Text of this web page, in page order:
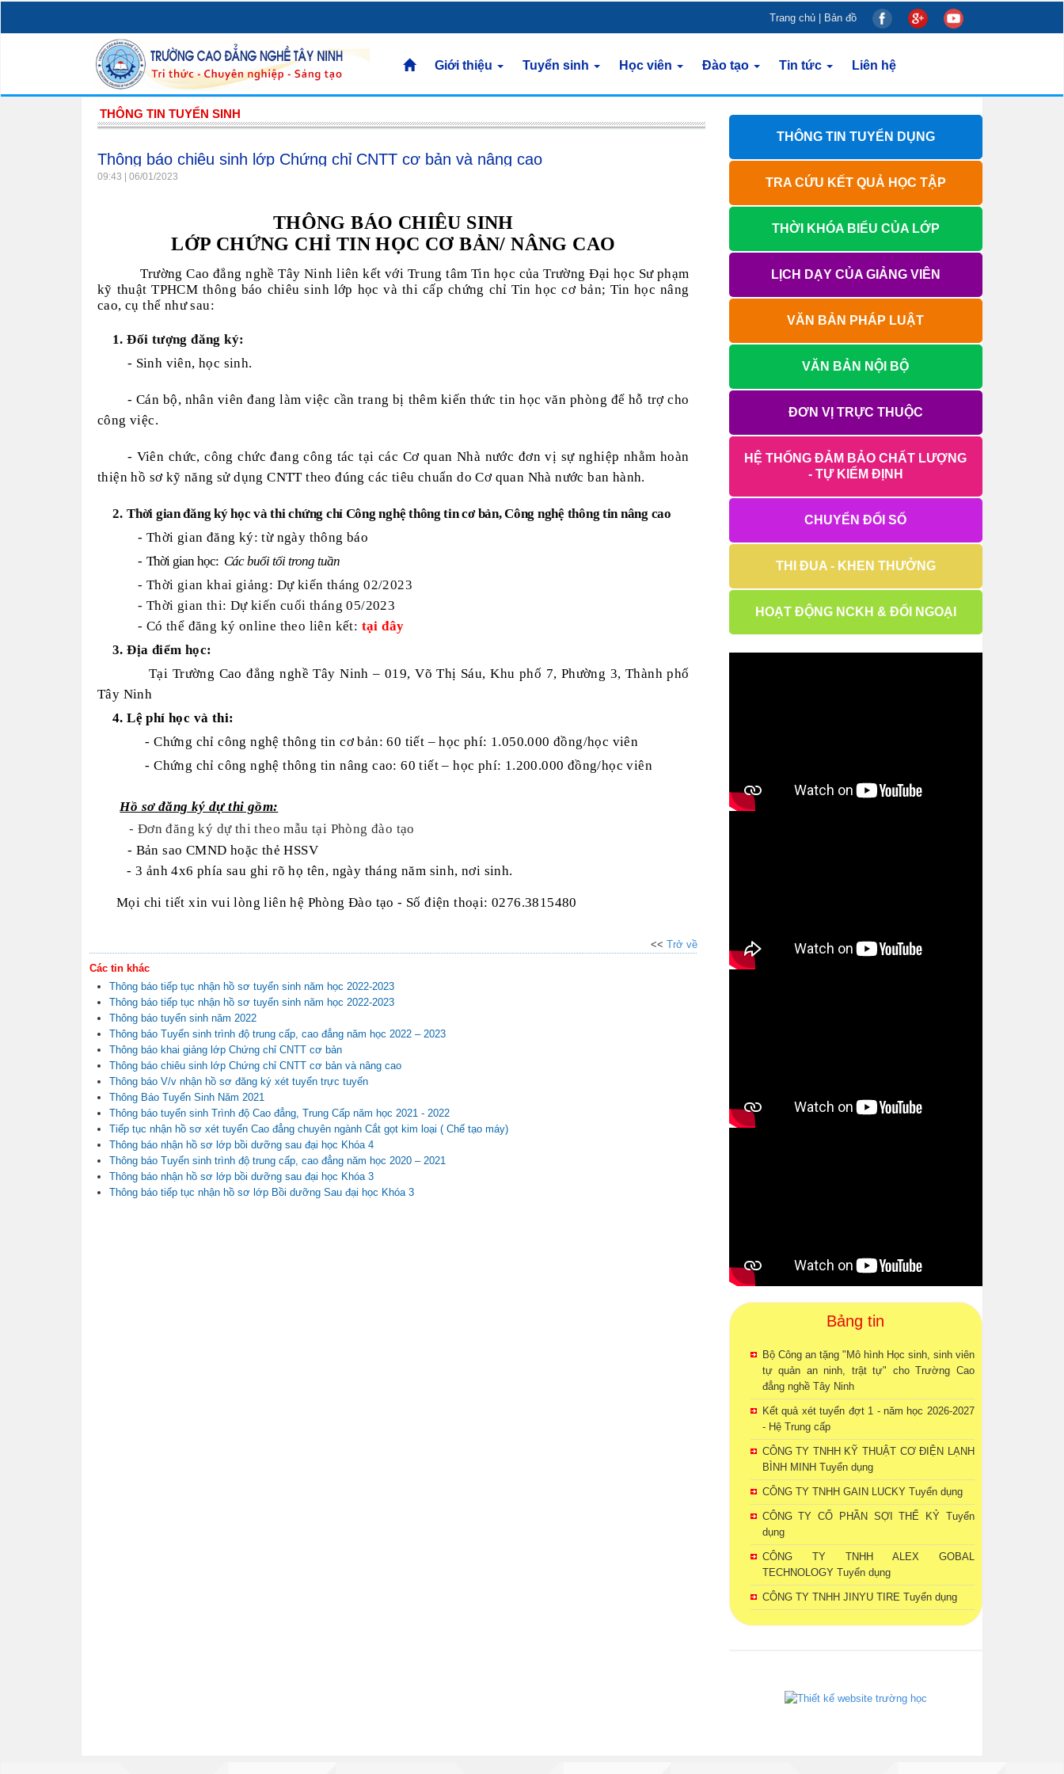
Trang chủ Bản đồ
Giới thiệu Tuyển sinh Học viên Đào tạo Tin tức Liên hệ
THÔNG TIN TUYỂN SINH
Thông báo chiêu sinh lớp Chứng chỉ CNTT cơ bản và nâng cao
09:43 | 06/01/2023
THÔNG BÁO CHIÊU SINH
LỚP CHỨNG CHỈ TIN HỌC CƠ BẢN/ NÂNG CAO
Trường Cao đẳng nghề Tây Ninh liên kết với Trung tâm Tin học của Trường Đại học Sư phạm
kỹ thuật TPHCM thông báo chiêu sinh lớp học và thi cấp chứng chỉ Tin học cơ bản; Tin học nâng
cao, cụ thể như sau:
1. Đối tượng đăng ký:
- Sinh viên, học sinh.
- Cán bộ, nhân viên đang làm việc cần trang bị thêm kiến thức tin học văn phòng để hỗ trợ cho
công việc.
- Viên chức, công chức đang công tác tại các Cơ quan Nhà nước đơn vị sự nghiệp nhằm hoàn
thiện hồ sơ kỹ năng sử dụng CNTT theo đúng các tiêu chuẩn do Cơ quan Nhà nước ban hành.
2.Thời gian đăng ký học và thi chứng chỉ Công nghệ thông tin cơ bản,Công nghệ thông tinnâng cao
- Thời gian đăng ký: từ ngày thông báo
- Thời gian học: Các buổi tối trong tuần
- Thời gian khai giảng: Dự kiến tháng 02/2023
- Thời gian thi: Dự kiến cuối tháng 05/2023
- Có thể đăng ký online theo liên kết: tại đây
3. Địa điểm học:
Tại Trường Cao đẳng nghề Tây Ninh – 019, Võ Thị Sáu, Khu phố 7, Phường 3, Thành phố
Tây Ninh
4. Lệ phí học và thi:
- Chứng chỉ công nghệ thông tin cơ bản: 60 tiết – học phí: 1.050.000 đồng/học viên
-Chứng chỉ công nghệ thông tin nâng cao: 60 tiết – học phí: 1.200.000 đồng/học viên
Hồ sơ đăng ký dự thi gồm:
- Đơn đăng ký dự thi theo mẫu tại Phòng đào tạo
- Bản sao CMND hoặc thẻ HSSV
- 3 ảnh 4x6 phía sau ghi rõ họ tên, ngày tháng năm sinh, nơi sinh.
Mọi chi tiết xin vui lòng liên hệ Phòng Đào tạo - Số điện thoại: 0276.3815480
<< Trở về
Các tin khác
Thông báo tiếp tục nhận hồ sơ tuyển sinh năm học 2022-2023
Thông báo tiếp tục nhận hồ sơ tuyển sinh năm học 2022-2023
Thông báo tuyển sinh năm 2022
Thông báo Tuyển sinh trình độ trung cấp, cao đẳng năm học 2022 – 2023
Thông báo khai giảng lớp Chứng chỉ CNTT cơ bản
Thông báo chiêu sinh lớp Chứng chỉ CNTT cơ bản và nâng cao
Thông báo V/v nhận hồ sơ đăng ký xét tuyển trực tuyến
Thông Báo Tuyển Sinh Năm 2021
Thông báo tuyển sinh Trình độ Cao đẳng, Trung Cấp năm học 2021 - 2022
Tiếp tục nhận hồ sơ xét tuyển Cao đẳng chuyên ngành Cắt gọt kim loại ( Chế tạo máy)
Thông báo nhận hồ sơ lớp bồi dưỡng sau đại học Khóa 4
Thông báo Tuyển sinh trình độ trung cấp, cao đẳng năm học 2020 – 2021
Thông báo nhận hồ sơ lớp bồi dưỡng sau đại học Khóa 3
Thông báo tiếp tục nhận hồ sơ lớp Bồi dưỡng Sau đại học Khóa 3
THÔNG TIN TUYỂN DỤNG
TRA CỨU KẾT QUẢ HỌC TẬP
THỜI KHÓA BIỂU CỦA LỚP
LỊCH DẠY CỦA GIẢNG VIÊN
VĂN BẢN PHÁP LUẬT
VĂN BẢN NỘI BỘ
ĐƠN VỊ TRỰC THUỘC
HỆ THỐNG ĐẢM BẢO CHẤT LƯỢNG
- TỰ KIỂM ĐỊNH
CHUYỂN ĐỔI SỐ
THI ĐUA - KHEN THƯỞNG
HOẠT ĐỘNG NCKH & ĐỐI NGOẠI
Bảng tin
Bộ Công an tặng "Mô hình Học sinh, sinh viên
tự quản an ninh, trật tự" cho Trường Cao
đẳng nghề Tây Ninh
Kết quả xét tuyển đợt 1 - năm học 2026-2027
- Hệ Trung cấp
CÔNG TY TNHH KỸ THUẬT CƠ ĐIỆN LẠNH
BÌNH MINH Tuyển dụng
CÔNG TY TNHH GAIN LUCKY Tuyển dụng
CÔNG TY CỔ PHẦN SỢI THẾ KỶ Tuyển
dụng
CÔNG TY TNHH ALEX GOBAL
TECHNOLOGY Tuyển dụng
CÔNG TY TNHH JINYU TIRE Tuyển dụng